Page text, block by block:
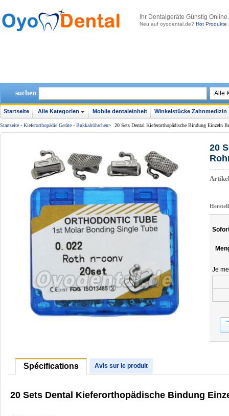
lhr Dentalgeräte Günstig
Neu auf oyodental.de? Hot Produkte
suchen
Startseite Alle Kategorien Mobile dentaleinheit Winkelstücke Zahnmedizin
Startseite - Kieferorthopädie Geräte - Bukkalröhrchen> 20 Sets Dental Kieferorthopädische Bindung Einzeln
20
Je
Spécifications Avis sur le produit
20 Sets Dental Kieferorthopädische Bindung